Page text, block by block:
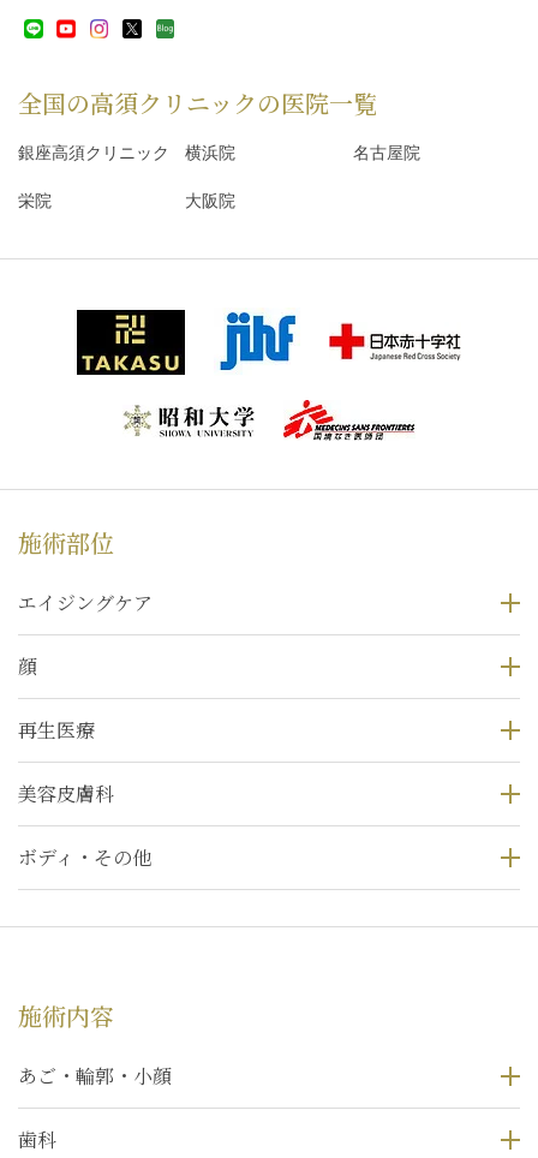
全国の高須クリニックの医院一覧
銀座高須クリニック 横浜院 名古屋院
栄院 大阪院
施術部位
エイジングケア
顔
再生医療
美容皮膚科
ボディ・その他
施術内容
あご・輪郭・小顔
歯科